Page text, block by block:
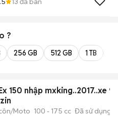
?
256 GB 512 GB 1 TB
150 nhập mxking..2017..xe 9
Moto 100 - 175 cc Đã sử dụng